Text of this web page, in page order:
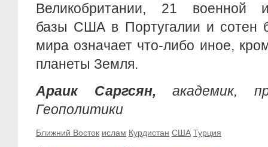
Великобритании, 21 военной
базы США в Португалии и сотен
мира означает что-либо иное,
планеты Земля.
Араик Саргсян, академик,
Геополитики
Ближний Восток ислам Курдистан США Турция